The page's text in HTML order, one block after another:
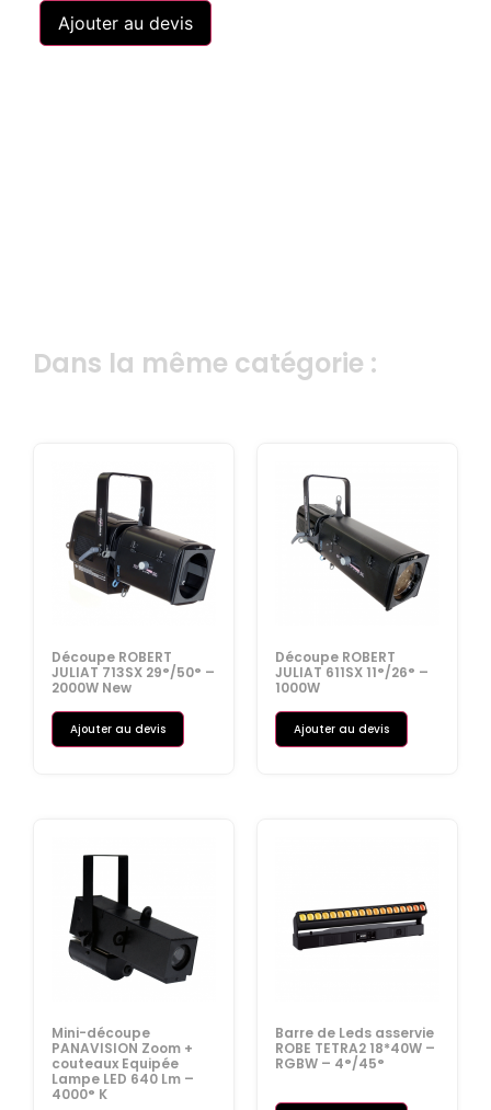
Ajouter au devis
Dans la même catégorie :
Découpe ROBERT
JULIAT 713SX 29°/50° –
2000W New
Ajouter au devis
Découpe ROBERT
JULIAT 611SX 11°/26° –
1000W
Ajouter au devis
Mini-découpe
PANAVISION Zoom +
couteaux Equipée
Lampe LED 640 Lm –
4000° K
Barre de Leds asservie
ROBE TETRA2 18*40W –
RGBW – 4°/45°